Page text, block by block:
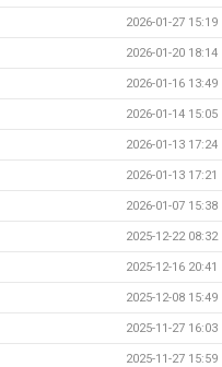
2026-01-27 15:19
2026-01-20 18:14
2026-01-16 13:49
2026-01-14 15:05
2026-01-13 17:24
2026-01-13 17:21
2026-01-07 15:38
2025-12-22 08:32
2025-12-16 20:41
2025-12-08 15:49
2025-11-27 16:03
2025-11-27 15:59